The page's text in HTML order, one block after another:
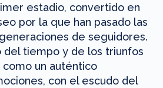
estadio, convertido en
por la que han pasado las
de seguidores.
del tiempo y de los triunfos
como un auténtico
con el escudo del